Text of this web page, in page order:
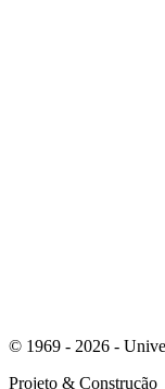
© 1969 - 2026 -
Projeto & Construção